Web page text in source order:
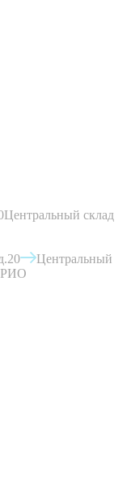
Центральный склад
Центральный
РИО